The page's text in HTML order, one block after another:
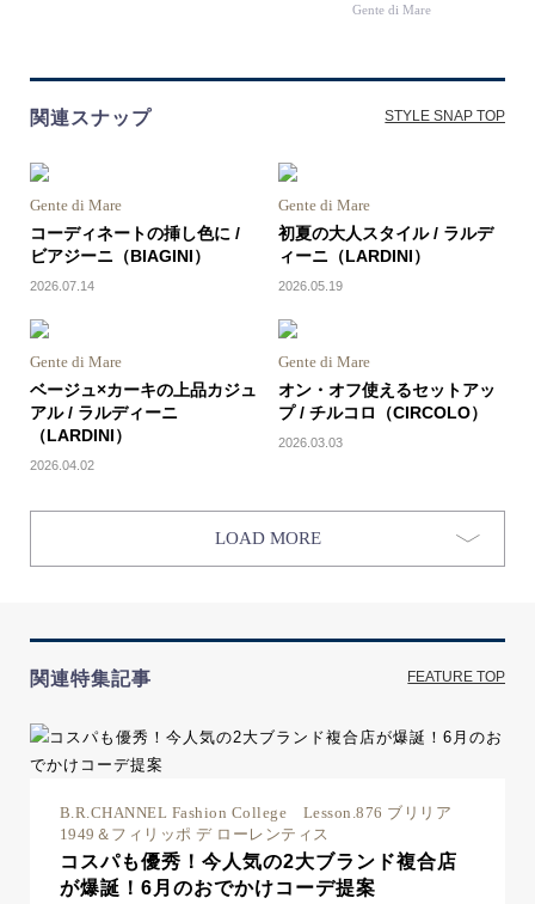
Gente di Mare
関連スナップ STYLE SNAP TOP
Gente di Mare
コーディネートの挿し色に /
ビアジーニ（BIAGINI）
2026.07.14
Gente di Mare
初夏の大人スタイル / ラルデ
ィーニ（LARDINI）
2026.05.19
Gente di Mare
ベージュ×カーキの上品カジュ
アル / ラルディーニ
（LARDINI）
2026.04.02
Gente di Mare
オン・オフ使えるセットアッ
プ / チルコロ（CIRCOLO）
2026.03.03
LOAD MORE
関連特集記事 FEATURE TOP
B.R.CHANNEL Fashion College Lesson.876 ブリリア
1949＆フィリッポ デ ローレンティス
コスパも優秀！今人気の2大ブランド複合店
が爆誕！6月のおでかけコーデ提案